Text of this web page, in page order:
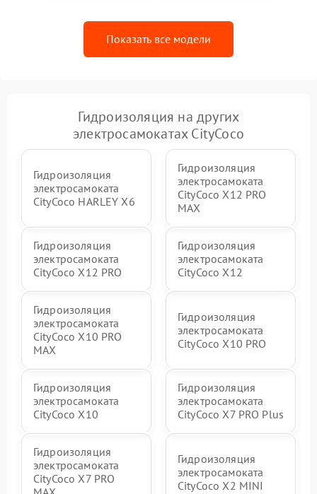
Показать все модели
Гидроизоляция на других
электросамокатах CityCoco
Гидроизоляция
электросамоката
CityCoco HARLEY X6
Гидроизоляция
электросамоката
CityCoco X12 PRO
MAX
Гидроизоляция
электросамоката
CityCoco X12 PRO
Гидроизоляция
электросамоката
CityCoco X12
Гидроизоляция
электросамоката
CityCoco X10 PRO
MAX
Гидроизоляция
электросамоката
CityCoco X10 PRO
Гидроизоляция
электросамоката
CityCoco X10
Гидроизоляция
электросамоката
CityCoco X7 PRO Plus
Гидроизоляция
электросамоката
CityCoco X7 PRO
Гидроизоляция
электросамоката
CityCoco X2 MINI